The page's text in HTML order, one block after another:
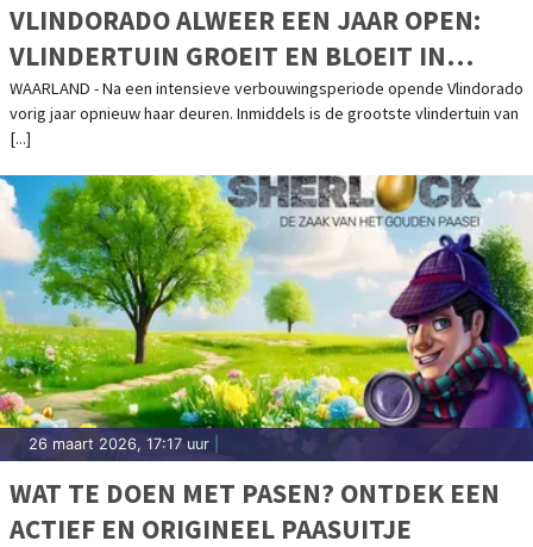
VLINDORADO ALWEER EEN JAAR OPEN:
VLINDERTUIN GROEIT EN BLOEIT IN
WAARLAND
WAARLAND - Na een intensieve verbouwingsperiode opende Vlindorado
vorig jaar opnieuw haar deuren. Inmiddels is de grootste vlindertuin van
[...]
26 maart 2026, 17:17 uur
WAT TE DOEN MET PASEN? ONTDEK EEN
ACTIEF EN ORIGINEEL PAASUITJE